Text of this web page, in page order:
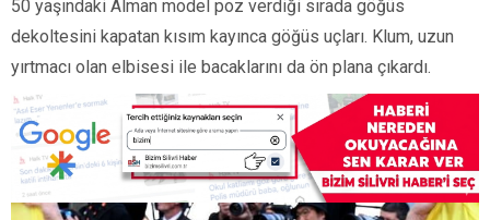
50 yaşındaki Alman model poz verdiği sırada göğüs
dekoltesini kapatan kısım kayınca göğüs uçları. Klum, uzun
yırtmacı olan elbisesi ile bacaklarını da ön plana çıkardı.